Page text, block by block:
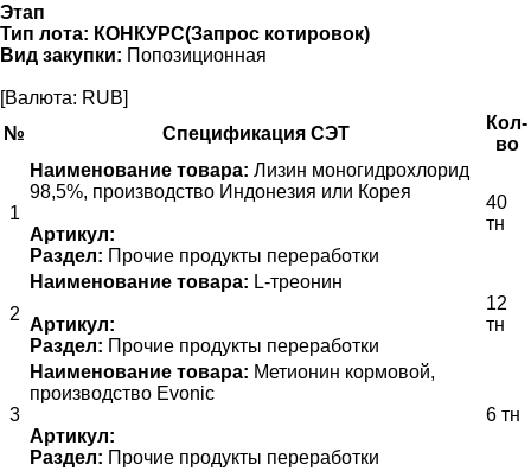
Этап
Тип лота: КОНКУРС(Запрос котировок)
Вид закупки: Попозиционная
[Валюта: RUB]
№
Спецификация СЭТ
Кол-
во
1
Наименование товара: Лизин моногидрохлорид
98,5%, производство Индонезия или Корея
Артикул:
Раздел: Прочие продукты переработки
40
тн
2
Наименование товара: L-треонин
Артикул:
Раздел: Прочие продукты переработки
12
тн
3
Наименование товара: Метионин кормовой,
производство Evonic
Артикул:
Раздел: Прочие продукты переработки
6 тн